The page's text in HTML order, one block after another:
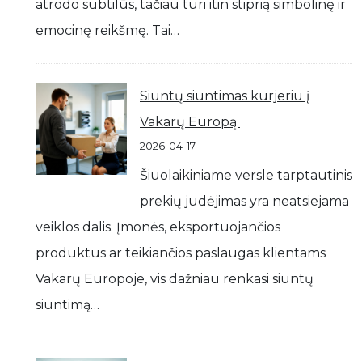
atrodo subtilūs, tačiau turi itin stiprią simbolinę ir
emocinę reikšmę. Tai…
Siuntų siuntimas kurjeriu į
Vakarų Europą
2026-04-17
Šiuolaikiniame versle tarptautinis
prekių judėjimas yra neatsiejama
veiklos dalis. Įmonės, eksportuojančios
produktus ar teikiančios paslaugas klientams
Vakarų Europoje, vis dažniau renkasi siuntų
siuntimą…